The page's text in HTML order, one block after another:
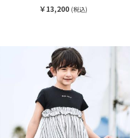
￥13,200 (税込)